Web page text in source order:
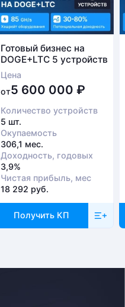
Готовый бизнес на
DOGE+LTC 5 устройств
Цена
от5 600 000₽
Количество устройств
5 шт.
Окупаемость
306,1 мес.
Доходность, годовых
3,9%
Чистая прибыль, мес
18 292 руб.
Получить КП